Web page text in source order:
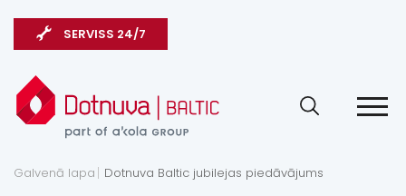
SERVISS 24/7
Galvenā lapa Dotnuva Baltic jubilejas piedāvājums